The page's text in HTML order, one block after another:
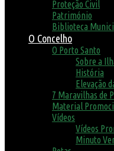
Proteção Civil
Património
Biblioteca
O Concelho
O Porto Santo
Sobre a
História
Elevação
7 Maravilhas de
Material
Vídeos
Vídeos
Minuto